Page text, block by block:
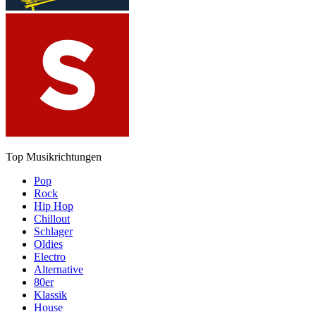
Top Musikrichtungen
Pop
Rock
Hip Hop
Chillout
Schlager
Oldies
Electro
Alternative
80er
Klassik
House